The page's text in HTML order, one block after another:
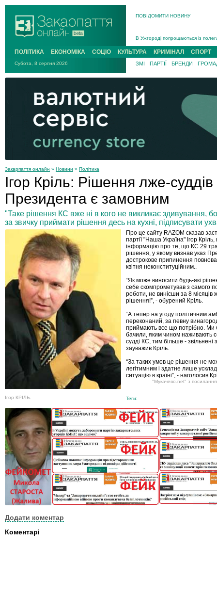
ПОВІДОМИТИ НОВИНУ
В Ужгороді попрощаються із
В Ужгороді 5 серпня
Підтвердили загибель
На війні з рф поліг військовий з
На Хустщині внаслідок ДТП за
Інструктора районного ТЦК на
ПОЛІТИКА ЕКОНОМІКА СОЦІО КУЛЬТУРА КРИМІНАЛ СПОРТ
Субота, 8 серпня 2026 ЗМІ ПАРТІЇ БРЕНДИ
Закарпаття онлайн » Новини » Політика
Ігор Кріль: Рішення лже-
Президента є замовним
"Таке рішення КС вже ні в кого не викликає здивування,
за звичку приймати рішення десь на кухні, підписувати
Ігор КРІЛЬ.
Про це сайту RAZOM сказав
партії "Наша Україна" Ігор
інформацію про те, що КС 29
рішення, у якому визнав указ
дострокове припинення
квітня неконституційним..
“Як може виносити будь-які
себе скомпрометував з самого
роботи, не винісши за 8 місяців
рішення!”, - обурений Кріль.
“А тепер на угоду політичним
переконаний, за певну
приймають все що потрібно. Ми
бачили, яким чином наживають
судді КС, тим більше - звільнені
зауважив Кріль.
“За таких умов це рішення не
легітимним і здатне лише
ситуацію в країні”, - наголосив
"Мукачево.net" з
Теги:
Додати коментар
Коментарі